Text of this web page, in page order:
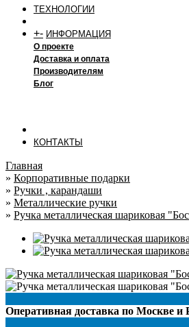
ТЕХНОЛОГИИ
+- ИНФОРМАЦИЯ
О проекте
Доставка и оплата
Производителям
Блог
КОНТАКТЫ
Главная
» Корпоративные подарки
» Ручки , карандаши
» Металлические ручки
» Ручка металлическая шариковая
Оперативная доставка по Москве и